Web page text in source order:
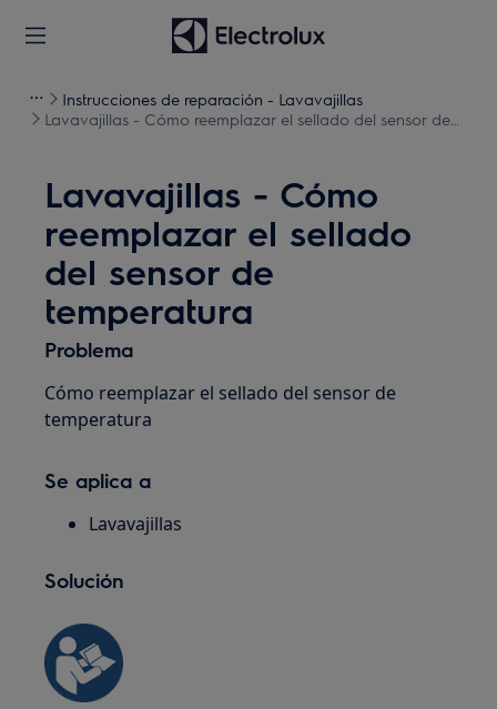
Instrucciones de reparación - Lavavajillas
Lavavajillas - Cómo reemplazar el sellado del sensor de
Lavavajillas - Cómo
reemplazar el sellado
del sensor de
temperatura
Problema
Cómo reemplazar el sellado del sensor de
temperatura
Se aplica a
Lavavajillas
Solución